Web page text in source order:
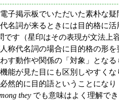
掲示板でいただいた素朴な疑
名詞が来るときには目的格に
です（星印はその表現が文法上
代名詞の場合に目的格の形
す動作や関係の「対象」とな
能が見た目にも区別しやすくな
的に目的語ということにな
they でも意味はよく理解で